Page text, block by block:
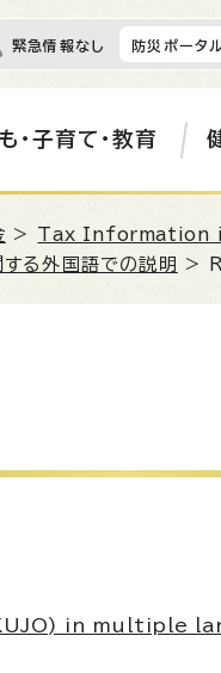
緊急情報なし 防災ポータ
・子育て・教育
> Tax Information
る外国語での説明
>
in multiple